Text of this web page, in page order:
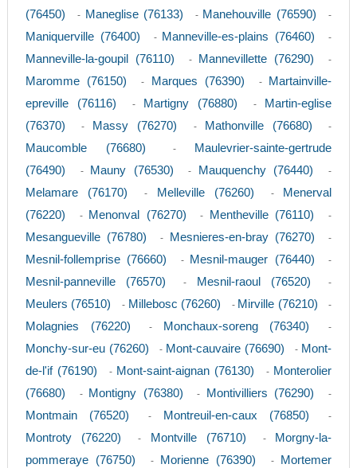
(76450)
- Maneglise (76133) - Manehouville (76590) -
Maniquerville (76400) - Manneville-es-plains (76460) -
Manneville-la-goupil (76110) - Mannevillette (76290) -
Maromme (76150) - Marques (76390) -
Martainville-
epreville (76116)
- Martigny (76880) -
Martin-eglise
(76370)
- Massy (76270) - Mathonville (76680) -
Maucomble (76680) -
Maulevrier-sainte-gertrude
(76490)
- Mauny (76530) - Mauquenchy (76440) -
Melamare (76170) - Melleville (76260) -
Menerval
(76220)
- Menonval (76270) - Mentheville (76110) -
Mesangueville (76780) - Mesnieres-en-bray (76270) -
Mesnil-follemprise (76660) - Mesnil-mauger (76440) -
Mesnil-panneville (76570) - Mesnil-raoul (76520) -
Meulers (76510) - Millebosc (76260) - Mirville (76210) -
Molagnies (76220) - Monchaux-soreng (76340) -
Monchy-sur-eu (76260) - Mont-cauvaire (76690) - Mont-
de-l'if (76190)
- Mont-saint-aignan (76130) - Monterolier
(76680)
- Montigny (76380) - Montivilliers (76290) -
Montmain (76520) - Montreuil-en-caux (76850) -
Montroty (76220) - Montville (76710) -
Morgny-la-
pommeraye (76750)
- Morienne (76390) -
Mortemer